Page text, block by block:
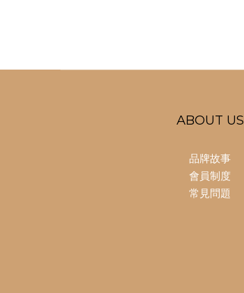
ABOUT US
品牌故事
會員制度
常見問題